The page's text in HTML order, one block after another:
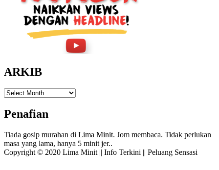
ARKIB
ARKIB
Penafian
Tiada gosip murahan di Lima Minit. Jom membaca. Tidak perlukan
masa yang lama, hanya 5 minit jer..
Copyright © 2020 Lima Minit || Info Terkini || Peluang Sensasi